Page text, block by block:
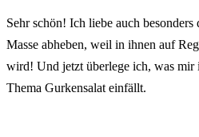
Sehr schön! Ich liebe auch
Masse abheben, weil in ihnen auf
wird! Und jetzt überlege ich, was
Thema Gurkensalat einfällt.